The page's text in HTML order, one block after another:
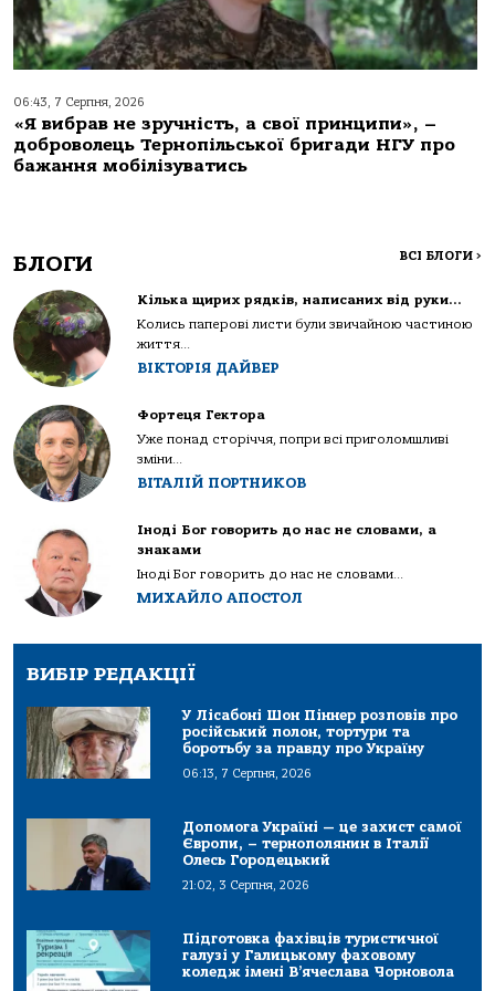
06:43, 7 Серпня, 2026
«Я вибрав не зручність, а свої принципи», –
доброволець Тернопільської бригади НГУ про
бажання мобілізуватись
БЛОГИ ВСІ БЛОГИ >
Кілька щирих рядків, написаних від руки…
Колись паперові листи були звичайною частиною
життя...
ВІКТОРІЯ ДАЙВЕР
Фортеця Гектора
Уже понад сторіччя, попри всі приголомшливі
зміни...
ВІТАЛІЙ ПОРТНИКОВ
Іноді Бог говорить до нас не словами, а
знаками
Іноді Бог говорить до нас не словами...
МИХАЙЛО АПОСТОЛ
ВИБІР РЕДАКЦІЇ
У Лісабоні Шон Піннер розповів про
російський полон, тортури та
боротьбу за правду про Україну
06:13, 7 Серпня, 2026
Допомога Україні — це захист самої
Європи, – тернополянин в Італії
Олесь Городецький
21:02, 3 Серпня, 2026
Підготовка фахівців туристичної
галузі у Галицькому фаховому
коледж імені В’ячеслава Чорновола